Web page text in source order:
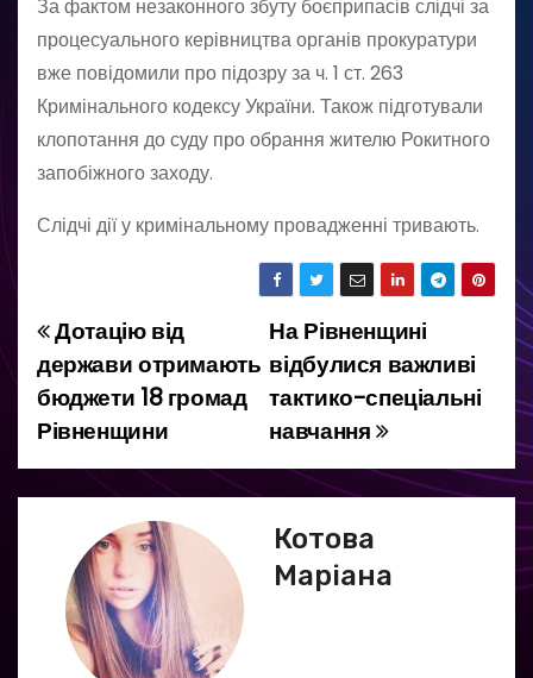
За фактом незаконного збуту боєприпасів слідчі за
процесуального керівництва органів прокуратури
вже повідомили про підозру за ч. 1 ст. 263
Кримінального кодексу України. Також підготували
клопотання до суду про обрання жителю Рокитного
запобіжного заходу.
Слідчі дії у кримінальному провадженні тривають.
Н
а
в
і
На Рівненщині
відбулися важливі
тактико-спеціальні
навчання
Дотацію від
держави отримають
бюджети 18 громад
Рівненщини
Котова
Маріана